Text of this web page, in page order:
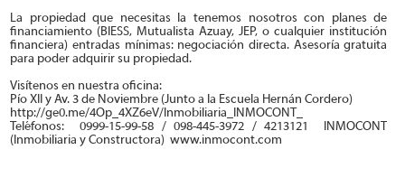
La propiedad que necesitas la tenemos nosotros con planes de
financiamiento (BIESS, Mutualista Azuay, JEP, o cualquier institución
financiera) entradas mínimas: negociación directa. Asesoría gratuita
para poder adquirir su propiedad.
Visítenos en nuestra oficina:
Pío XII y Av. 3 de Noviembre (Junto a la Escuela Hernán Cordero)
http://ge0.me/4Op_4XZ6eV/Inmobiliaria_INMOCONT_
Teléfonos:
0999-15-99-58 / 098-445-3972 / 4213121
INMOCONT
(Inmobiliaria y Constructora) www.inmocont.com